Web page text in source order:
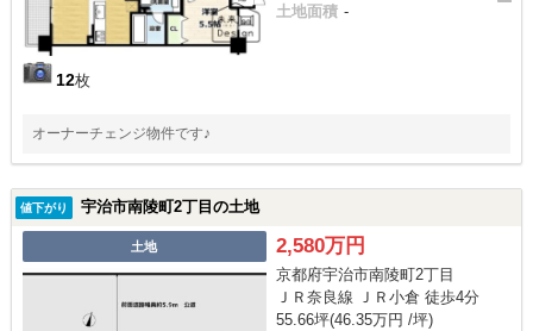
12枚
土地面積 -
オーナーチェンジ物件です♪
値下がり 宇治市南陵町2丁目の土地
土地 2,580万円
京都府宇治市南陵町2丁目
ＪＲ奈良線 ＪＲ小倉 徒歩4分
55.66坪(46.35万円 /坪)